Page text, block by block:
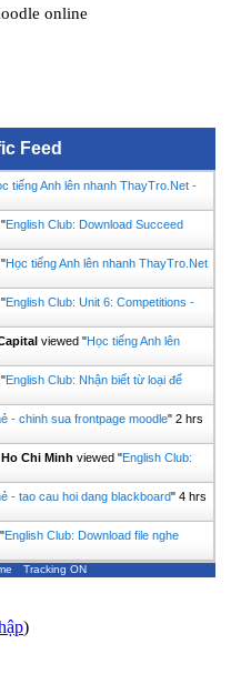
Feed
tiếng Anh lên nhanh ThayTro.Net -
English Club: Download Succeed
Học tiếng Anh lên nhanh ThayTro.Net
English Club: Unit 6: Competitions -
viewed "Học tiếng Anh lên
English Club: Nhận biết từ loại để
- chinh sua frontpage moodle" 2 hrs
Chi Minh viewed "English Club:
- tao cau hoi dang blackboard" 4 hrs
English Club: Download file nghe
Tracking ON
)